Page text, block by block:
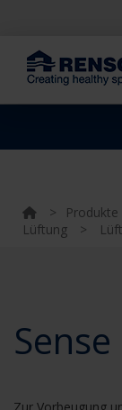
> Produkte
Lüftung
>